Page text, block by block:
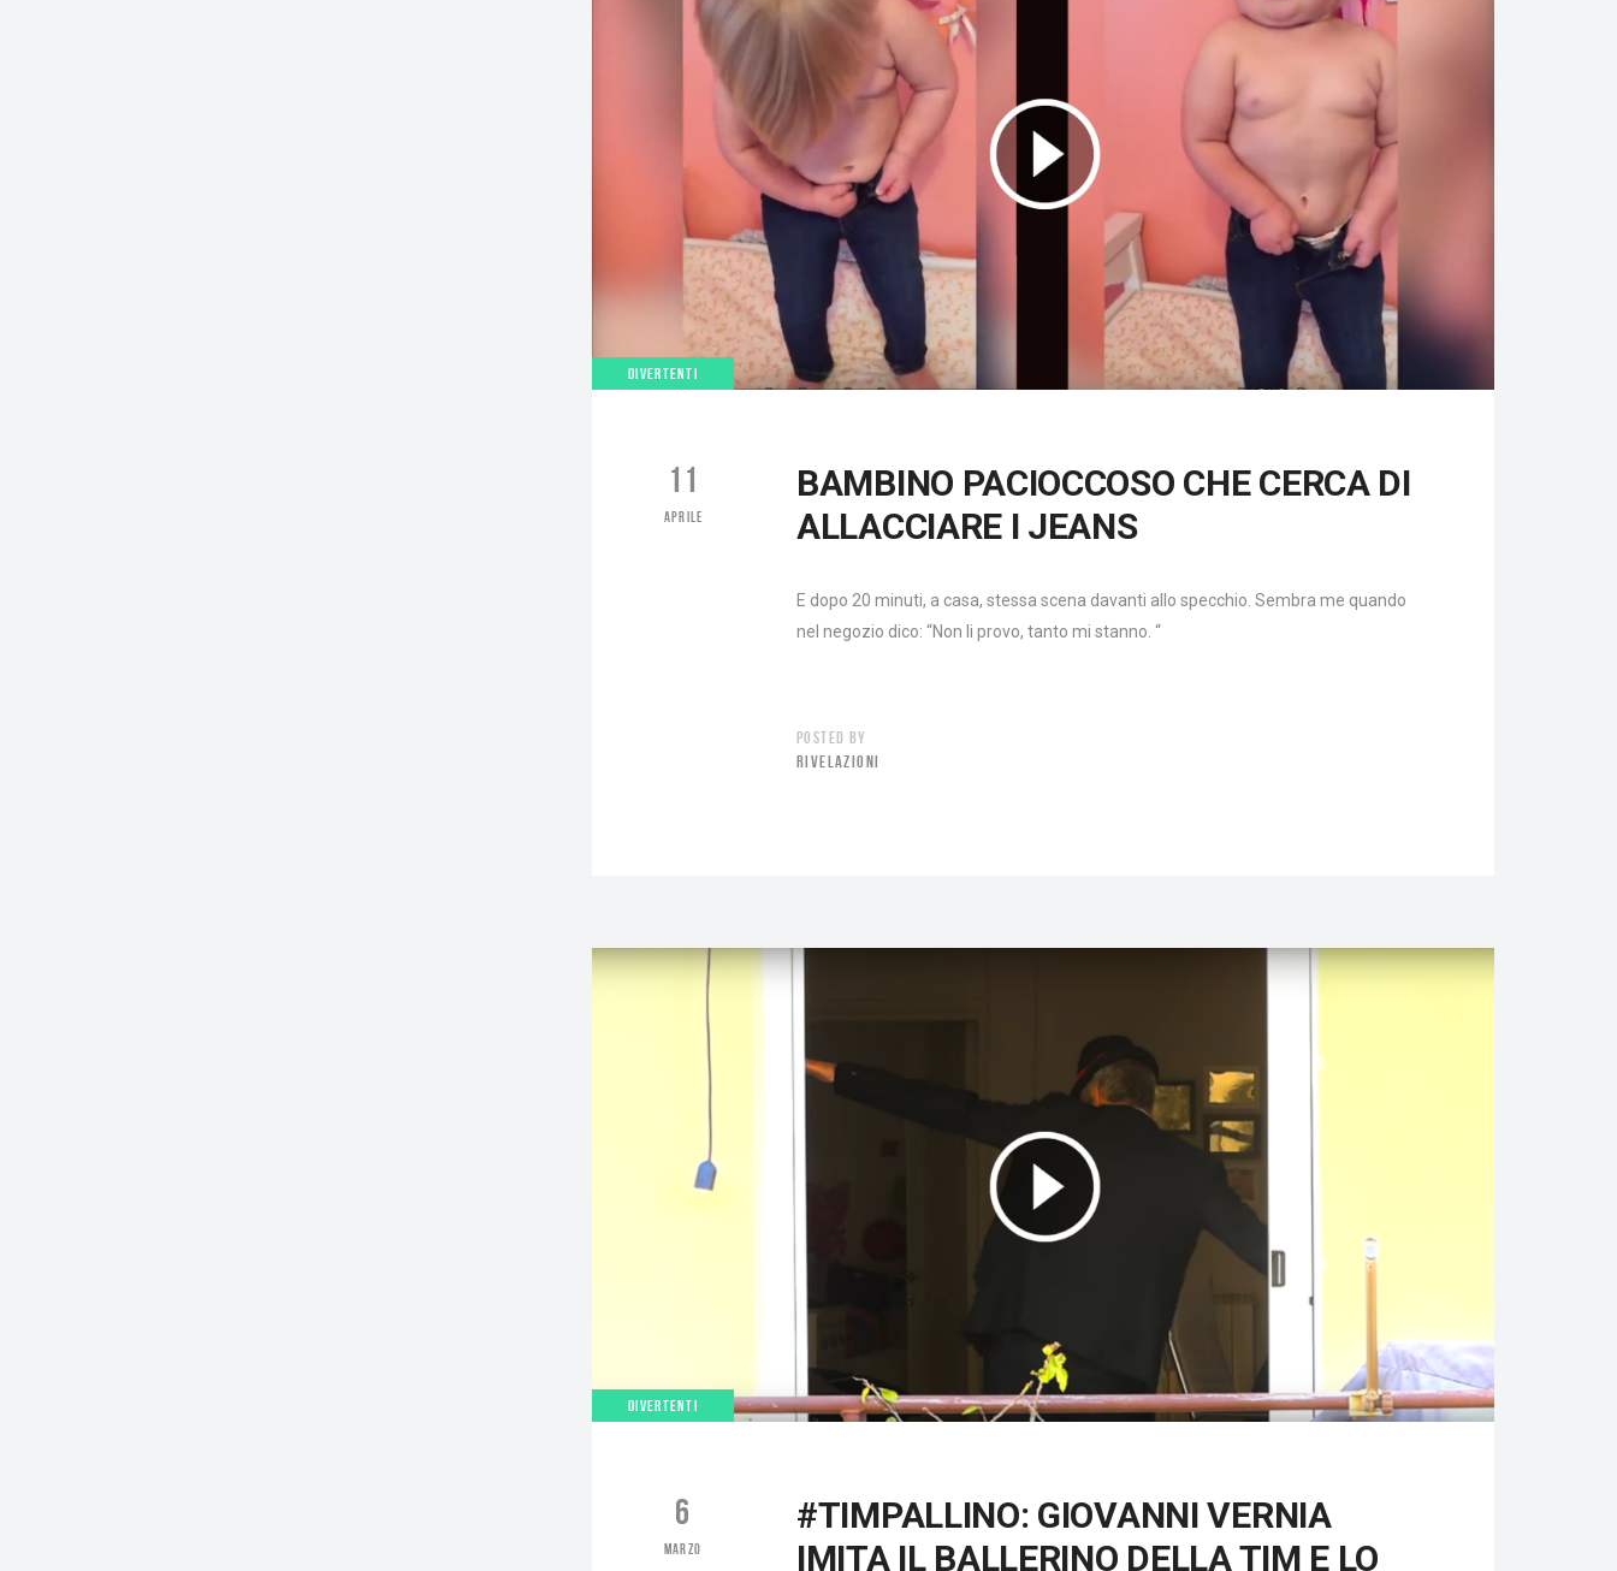
DIVERTENTI
11
APRILE
BAMBINO PACIOCCOSO CHE CERCA DI
ALLACCIARE I JEANS
E dopo 20 minuti, a casa, stessa scena davanti allo specchio. Sembra me quando
nel negozio dico: “Non li provo, tanto mi stanno. “
POSTED BY
RIVELAZIONI
DIVERTENTI
6
MARZO
#TIMPALLINO: GIOVANNI VERNIA
IMITA IL BALLERINO DELLA TIM E LO